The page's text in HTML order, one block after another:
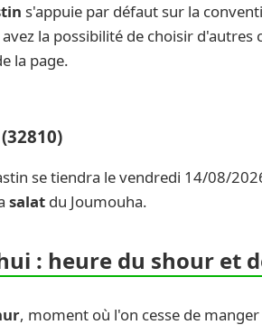
s'appuie par défaut sur la
la possibilité de choisir d'autres
la page.
se tiendra le vendredi 14/08/
salat du Joumouha.
: heure du shour et
, moment où l'on cesse de